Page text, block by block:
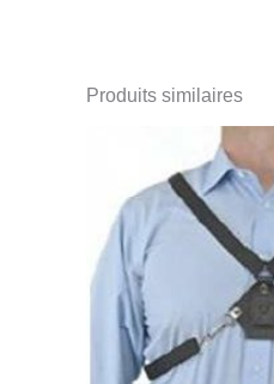
Produits similaires